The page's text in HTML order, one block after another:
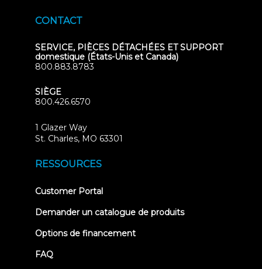
CONTACT
SERVICE, PIÈCES DÉTACHÉES ET SUPPORT
domestique (États-Unis et Canada)
800.883.8783
SIÈGE
800.426.6570
1 Glazer Way
St. Charles, MO 63301
RESSOURCES
Customer Portal(opens
new
Demander un catalogue de produits
Options de financement
FAQ